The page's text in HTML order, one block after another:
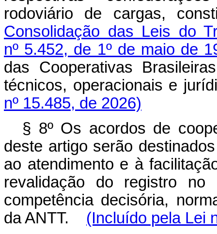
rodoviário de cargas,
Consolidação das Leis do
nº 5.452, de 1º de maio de
das Cooperativas
técnicos, operacionais e
nº 15.485, de 2026)
§ 8º Os acordos de
deste artigo serão
ao atendimento e à
revalidação do registro
competência decisória,
da ANTT. (Incluído pela Lei